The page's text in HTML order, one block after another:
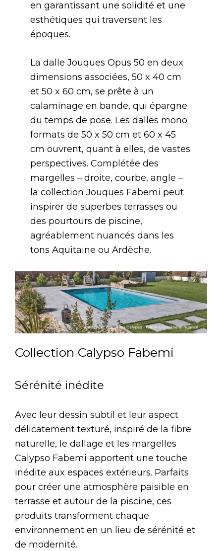
en garantissant une solidité et une
esthétiques qui traversent les
époques.
La dalle Jouques Opus 50 en deux
dimensions associées, 50 x 40 cm
et 50 x 60 cm, se prête à un
calaminage en bande, qui épargne
du temps de pose. Les dalles mono
formats de 50 x 50 cm et 60 x 45
cm ouvrent, quant à elles, de vastes
perspectives. Complétée des
margelles – droite, courbe, angle –
la collection Jouques Fabemi peut
inspirer de superbes terrasses ou
des pourtours de piscine,
agréablement nuancés dans les
tons Aquitaine ou Ardèche.
Collection Calypso Fabemi
Sérénité inédite
Avec leur dessin subtil et leur aspect
délicatement texturé, inspiré de la fibre
naturelle, le dallage et les margelles
Calypso Fabemi apportent une touche
inédite aux espaces extérieurs. Parfaits
pour créer une atmosphère paisible en
terrasse et autour de la piscine, ces
produits transforment chaque
environnement en un lieu de sérénité et
de modernité.